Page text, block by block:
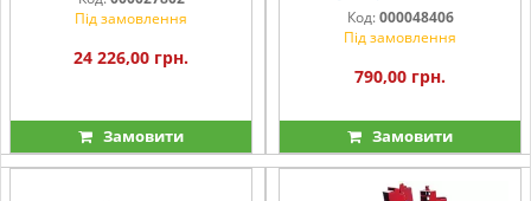
Під замовлення
24 226,00 грн.
Замовити
привареним відвалом)
Код: 000048406
Під замовлення
790,00 грн.
Замовити